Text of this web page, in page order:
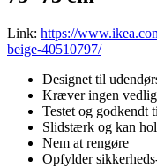
Link: https://
beige-40510797/
Designet til
Kræver ingen
Testet og godkendt
Slidstærk og kan
Nem at rengøre
Opfylder